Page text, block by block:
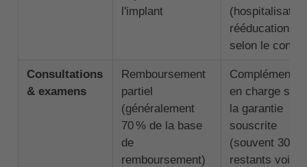
l'implant
rééducation,
selon le
Consultations
& examens
Remboursement
partiel
(généralement
70 % de la base
de
remboursement)
Complément
en charge
la garantie
souscrite
(souvent 30 %
restants voire